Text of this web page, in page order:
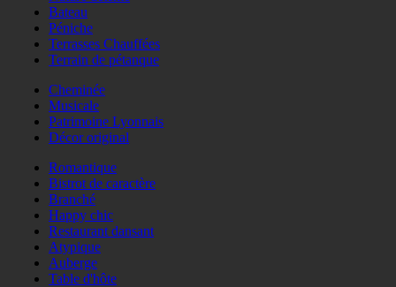
Bateau
Péniche
Terrasses Chauffées
Terrain de pétanque
Cheminée
Musicale
Patrimoine Lyonnais
Décor original
Romantique
Bistrot de caractère
Branché
Happy chic
Restaurant dansant
Atypique
Auberge
Table d'hôte